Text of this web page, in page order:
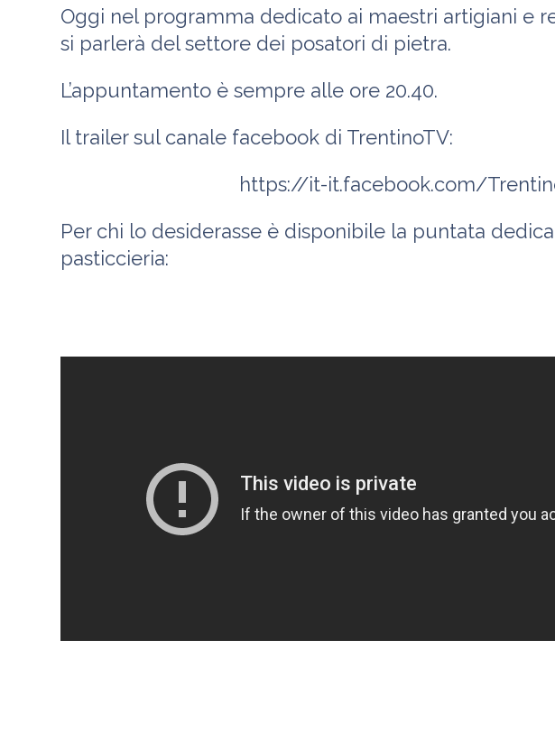
Oggi nel programma dedicato ai maestri artigiani e
si parlerà del settore dei posatori di pietra.
L’appuntamento è sempre alle ore 20.40.
Il trailer sul canale facebook di TrentinoTV:
https://it-it.facebook.com/
Per chi lo desiderasse è disponibile la puntata
pasticcieria: